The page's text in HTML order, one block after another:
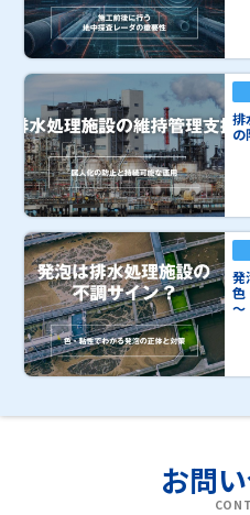
排
の
発
色
～
お問